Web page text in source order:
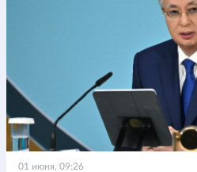
01 июня, 09:26